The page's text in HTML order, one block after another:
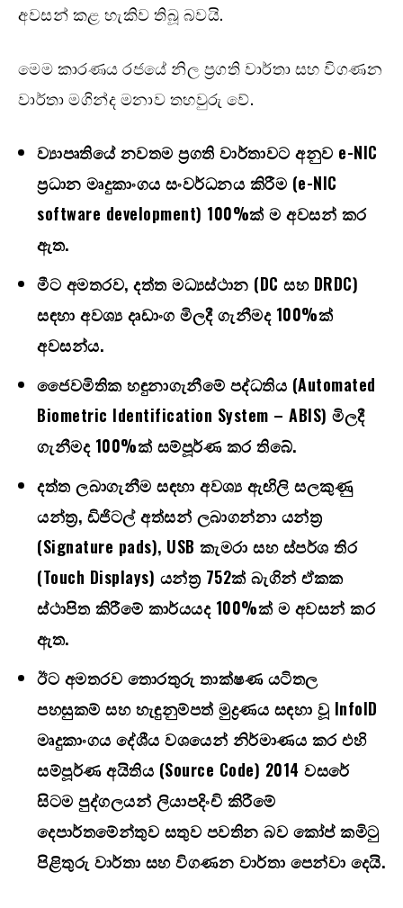
අවසන් කළ හැකිව තිබූ බවයි.
මෙම කාරණය රජයේ නිල ප්‍රගති වාර්තා සහ විගණන
වාර්තා මගින්ද මනාව තහවුරු වේ.
ව්‍යාපෘතියේ නවතම ප්‍රගති වාර්තාවට අනුව e-NIC
ප්‍රධාන මෘදුකාංගය සංවර්ධනය කිරීම (e-NIC
software development) 100%ක් ම අවසන් කර
ඇත.
මීට අමතරව, දත්ත මධ්‍යස්ථාන (DC සහ DRDC)
සඳහා අවශ්‍ය දෘඩාංග මිලදී ගැනීමද 100%ක්
අවසන්ය.
ජෛවමිතික හඳුනාගැනීමේ පද්ධතිය (Automated
Biometric Identification System – ABIS) මිලදී
ගැනීමද 100%ක් සම්පූර්ණ කර තිබේ.
දත්ත ලබාගැනීම සඳහා අවශ්‍ය ඇඟිලි සලකුණු
යන්ත්‍ර, ඩිජිටල් අත්සන් ලබාගන්නා යන්ත්‍ර
(Signature pads), USB කැමරා සහ ස්පර්ශ තිර
(Touch Displays) යන්ත්‍ර 752ක් බැගින් ඒකක
ස්ථාපිත කිරීමේ කාර්යයද 100%ක් ම අවසන් කර
ඇත.
ඊට අමතරව තොරතුරු තාක්ෂණ යටිතල
පහසුකම් සහ හැඳුනුම්පත් මුද්‍රණය සඳහා වූ InfoID
මෘදුකාංගය දේශීය වශයෙන් නිර්මාණය කර එහි
සම්පූර්ණ අයිතිය (Source Code) 2014 වසරේ
සිටම පුද්ගලයන් ලියාපදිංචි කිරීමේ
දෙපාර්තමේන්තුව සතුව පවතින බව කෝප් කමිටු
පිළිතුරු වාර්තා සහ විගණන වාර්තා පෙන්වා දෙයි.